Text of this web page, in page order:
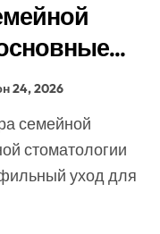
24, 2026
стоматологии
уход для